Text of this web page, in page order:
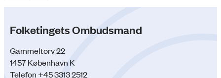
Folketingets Ombudsmand
Gammeltorv 22
1457 København K
Telefon +45 3313 2512